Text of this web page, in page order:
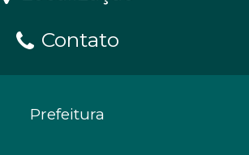
Contato
Prefeitura